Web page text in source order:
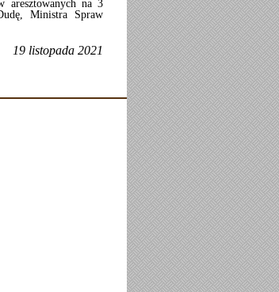
aresztowanych na 3
Ministra Spraw
19 listopada 2021